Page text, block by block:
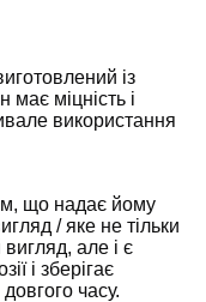
із
має міцність і
використання
що надає йому
/ яке не тільки
але і є
і зберігає
часу.